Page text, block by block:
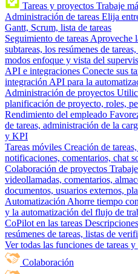
Tareas y proyectos Trabaje
Administración de tareas Elija
Gantt, Scrum, lista de tareas
Seguimiento de tareas Aproveche
subtareas, los resúmenes de
modos enfoque y vista del
API e integraciones Conecte sus
integración API para la
Administración de proyectos
planificación de proyecto, roles,
Rendimiento del empleado
de tareas, administración de la
y KPI
Tareas móviles Creación de
notificaciones, comentarios, chat
Colaboración de proyectos
videollamadas, comentarios,
documentos, usuarios externos,
Automatización Ahorre tiempo
y la automatización del flujo de
CoPilot en las tareas
resúmenes de tareas, listas de
Ver todas las funciones de tareas
Colaboración